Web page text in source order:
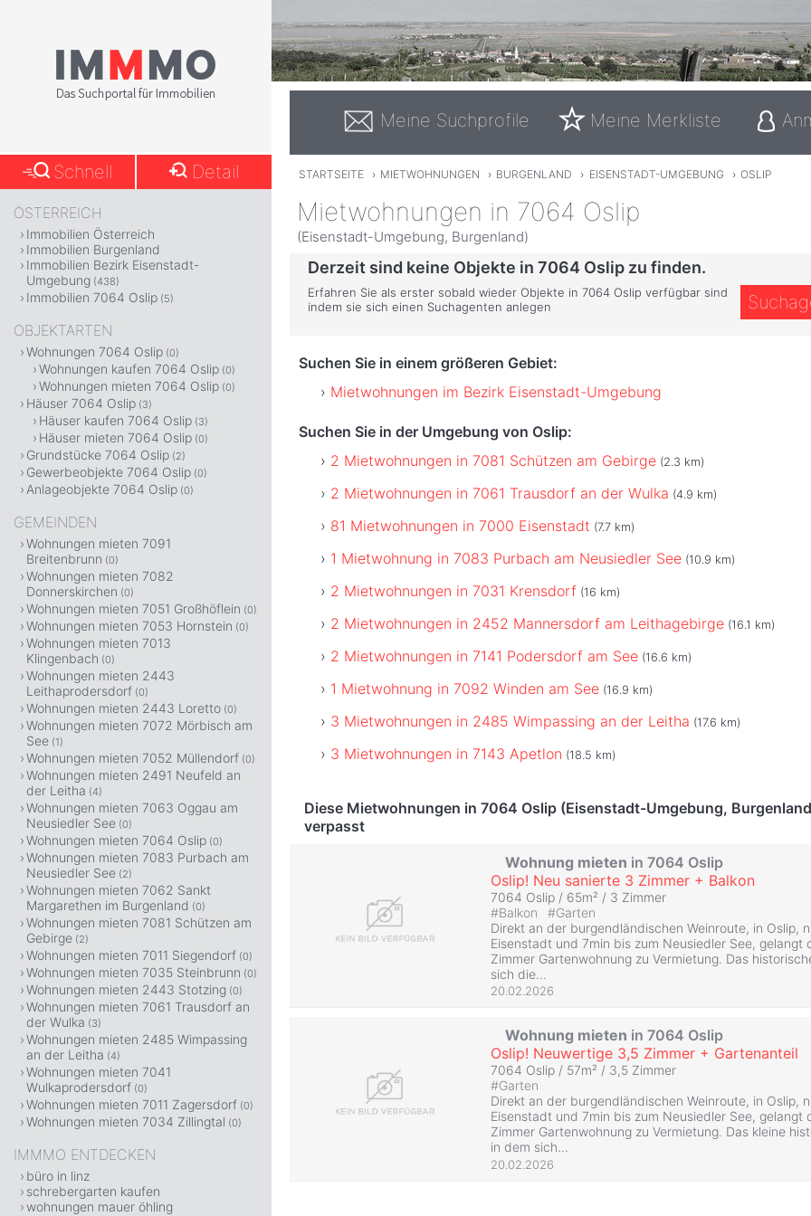
Meine Suchprofile Meine Merkliste
STARTSEITE › MIETWOHNUNGEN › BURGENLAND › EISENSTADT-UMGEBUNG › OSLIP
Mietwohnungen in 7064 Oslip
(Eisenstadt-Umgebung, Burgenland)
Derzeit sind keine Objekte in 7064 Oslip zu finden.
Erfahren Sie als erster sobald wieder Objekte in 7064 Oslip verfügbar sind
indem sie sich einen Suchagenten anlegen
Suchen Sie in einem größeren Gebiet:
Mietwohnungen im Bezirk Eisenstadt-Umgebung
Suchen Sie in der Umgebung von Oslip:
2 Mietwohnungen in 7081 Schützen am Gebirge (2.3 km)
2 Mietwohnungen in 7061 Trausdorf an der Wulka (4.9 km)
81 Mietwohnungen in 7000 Eisenstadt (7.7 km)
1 Mietwohnung in 7083 Purbach am Neusiedler See (10.9 km)
2 Mietwohnungen in 7031 Krensdorf (16 km)
2 Mietwohnungen in 2452 Mannersdorf am Leithagebirge (16.1 km)
2 Mietwohnungen in 7141 Podersdorf am See (16.6 km)
1 Mietwohnung in 7092 Winden am See (16.9 km)
3 Mietwohnungen in 2485 Wimpassing an der Leitha (17.6 km)
3 Mietwohnungen in 7143 Apetlon (18.5 km)
Diese Mietwohnungen in 7064 Oslip (Eisenstadt-Umgebung,
verpasst
Wohnung mieten in 7064 Oslip
Oslip! Neu sanierte 3 Zimmer + Balkon
7064 Oslip / 65m² / 3 Zimmer
#Balkon #Garten
Direkt an der burgendländischen Weinroute, in Oslip,
Eisenstadt und 7min bis zum Neusiedler See, gelangt
Zimmer Gartenwohnung zu Vermietung. Das
sich die...
20.02.2026
Wohnung mieten in 7064 Oslip
Oslip! Neuwertige 3,5 Zimmer + Gartenanteil
7064 Oslip / 57m² / 3,5 Zimmer
#Garten
Direkt an der burgendländischen Weinroute, in Oslip,
Eisenstadt und 7min bis zum Neusiedler See, gelangt
Zimmer Gartenwohnung zu Vermietung. Das kleine
in dem sich...
20.02.2026
Schnell Detail
ÖSTERREICH
Immobilien Österreich
Immobilien Burgenland
Immobilien Bezirk Eisenstadt-
Umgebung (438)
Immobilien 7064 Oslip (5)
OBJEKTARTEN
Wohnungen 7064 Oslip (0)
Wohnungen kaufen 7064 Oslip (0)
Wohnungen mieten 7064 Oslip (0)
Häuser 7064 Oslip (3)
Häuser kaufen 7064 Oslip (3)
Häuser mieten 7064 Oslip (0)
Grundstücke 7064 Oslip (2)
Gewerbeobjekte 7064 Oslip (0)
Anlageobjekte 7064 Oslip (0)
GEMEINDEN
Wohnungen mieten 7091
Breitenbrunn (0)
Wohnungen mieten 7082
Donnerskirchen (0)
Wohnungen mieten 7051 Großhöflein (0)
Wohnungen mieten 7053 Hornstein (0)
Wohnungen mieten 7013
Klingenbach (0)
Wohnungen mieten 2443
Leithaprodersdorf (0)
Wohnungen mieten 2443 Loretto (0)
Wohnungen mieten 7072 Mörbisch am
See (1)
Wohnungen mieten 7052 Müllendorf (0)
Wohnungen mieten 2491 Neufeld an
der Leitha (4)
Wohnungen mieten 7063 Oggau am
Neusiedler See (0)
Wohnungen mieten 7064 Oslip (0)
Wohnungen mieten 7083 Purbach am
Neusiedler See (2)
Wohnungen mieten 7062 Sankt
Margarethen im Burgenland (0)
Wohnungen mieten 7081 Schützen am
Gebirge (2)
Wohnungen mieten 7011 Siegendorf (0)
Wohnungen mieten 7035 Steinbrunn (0)
Wohnungen mieten 2443 Stotzing (0)
Wohnungen mieten 7061 Trausdorf an
der Wulka (3)
Wohnungen mieten 2485 Wimpassing
an der Leitha (4)
Wohnungen mieten 7041
Wulkaprodersdorf (0)
Wohnungen mieten 7011 Zagersdorf (0)
Wohnungen mieten 7034 Zillingtal (0)
IMMMO ENTDECKEN
büro in linz
schrebergarten kaufen
wohnungen mauer öhling